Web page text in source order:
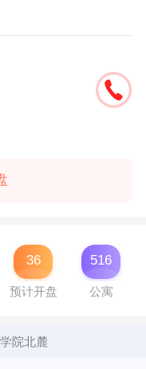
36
预计开盘
516
公寓
院北麓